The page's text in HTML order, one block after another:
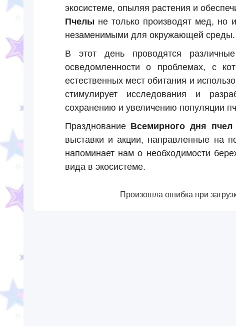
экосистеме, опыляя растения и
Пчелыне только производят мед, но
незаменимыми для окружающей среды.
В этот день проводятся
осведомленности о проблемах, с
естественных мест обитания и
стимулирует исследования и
сохранению и увеличению популяции
Празднование Всемирного дня пчел
выставки и акции, направленные на
напоминает нам о необходимости
вида в экосистеме.
Произошла ошибка при